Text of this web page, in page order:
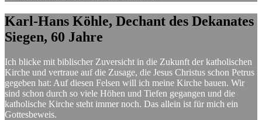
Karl-Hans Köhle, Dechant des Dekanates
Siegen, 60 Jahre
Ich blicke mit biblischer Zuversicht in die Zukunft der katholischen
Kirche und vertraue auf die Zusage, die Jesus Christus schon Petrus
gegeben hat: Auf diesen Felsen will ich meine Kirche bauen. Wir
sind schon durch so viele Höhen und Tiefen gegangen und die
katholische Kirche steht immer noch. Das allein ist für mich ein
Gottesbeweis.